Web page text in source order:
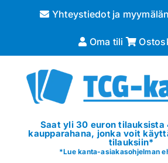
Yhteystiedot ja
Oma tili
Saat yli 30 euron tilauksista
kaupparahana, jonka voit
tilauksiin*
*Lue kanta-asiakasohjelman